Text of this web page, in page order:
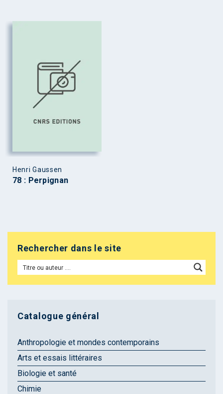
Henri Gaussen
78 : Perpignan
Rechercher dans le site
Catalogue général
Anthropologie et mondes contemporains
Arts et essais littéraires
Biologie et santé
Chimie